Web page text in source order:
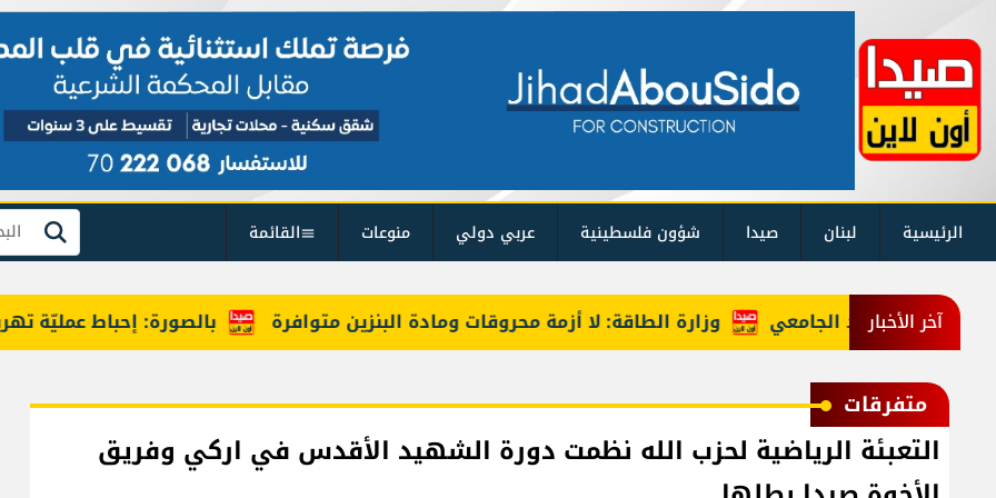
الرئيسية لبنان صيدا شؤون فلسطينية عربي دولي منوعات القائمة بحث
آخر الأخبار بالصورة: إحباط عمليّة تهريب وزارة الطاقة: لا أزمة محروقات ومادة البنزين متوافرة
متفرقات
التعبئة الرياضية لحزب الله نظمت دورة الشهيد الأقدس في اركي وفريق